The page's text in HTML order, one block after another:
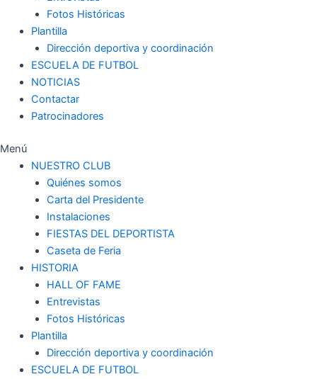
Fotos Históricas
Plantilla
Dirección deportiva y coordinación
ESCUELA DE FUTBOL
NOTICIAS
Contactar
Patrocinadores
Menú
NUESTRO CLUB
Quiénes somos
Carta del Presidente
Instalaciones
FIESTAS DEL DEPORTISTA
Caseta de Feria
HISTORIA
HALL OF FAME
Entrevistas
Fotos Históricas
Plantilla
Dirección deportiva y coordinación
ESCUELA DE FUTBOL